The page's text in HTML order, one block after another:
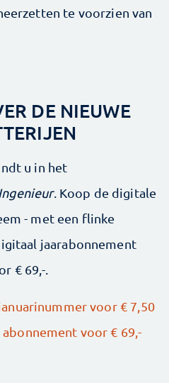
te voorzien van
DE NIEUWE
u in het
. Koop de digitale
- met een flinke
jaarabonnement
€ 69,-.
voor € 7,50
voor € 69,-